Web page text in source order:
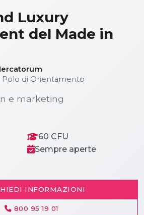
Luxury
del Made in
Polo di Orientamento
e marketing
60 CFU
Sempre aperte
INFORMAZIONI
800 95 19 01